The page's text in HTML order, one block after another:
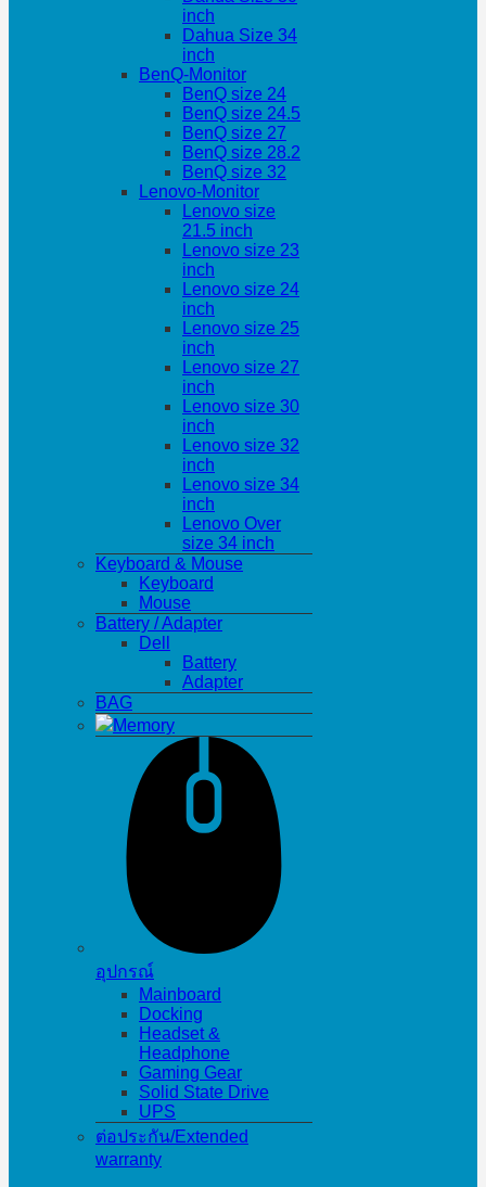
inch
Dahua Size 34
inch
BenQ-Monitor
BenQ size 24
BenQ size 24.5
BenQ size 27
BenQ size 28.2
BenQ size 32
Lenovo-Monitor
Lenovo size
21.5 inch
Lenovo size 23
inch
Lenovo size 24
inch
Lenovo size 25
inch
Lenovo size 27
inch
Lenovo size 30
inch
Lenovo size 32
inch
Lenovo size 34
inch
Lenovo Over
size 34 inch
Keyboard & Mouse
Keyboard
Mouse
Battery / Adapter
Dell
Battery
Adapter
BAG
Memory
อุปกรณ์
Mainboard
Docking
Headset &
Headphone
Gaming Gear
Solid State Drive
UPS
ต่อประกัน/Extended
warranty